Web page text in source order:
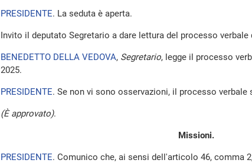
PRESIDENTE. La seduta è aperta.
Invito il deputato Segretario a dare lettura del processo verbale
BENEDETTO DELLA VEDOVA, Segretario, legge il processo
2025.
PRESIDENTE. Se non vi sono osservazioni, il processo verbale
(È approvato).
Missioni.
PRESIDENTE. Comunico che, ai sensi dell'articolo 46, comma